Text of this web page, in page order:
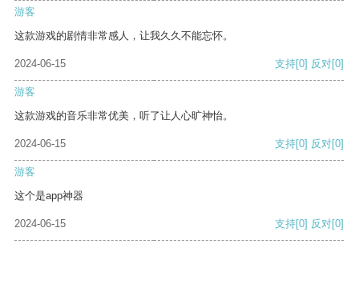
游客
这款游戏的剧情非常感人，让我久久不能忘怀。
2024-06-15 支持[0] 反对[0]
游客
这款游戏的音乐非常优美，听了让人心旷神怡。
2024-06-15 支持[0] 反对[0]
游客
这个是app神器
2024-06-15 支持[0] 反对[0]